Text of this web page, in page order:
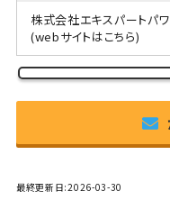
株式会社エキスパートパ
(webサイトはこちら)
最終更新日:2026-03-30